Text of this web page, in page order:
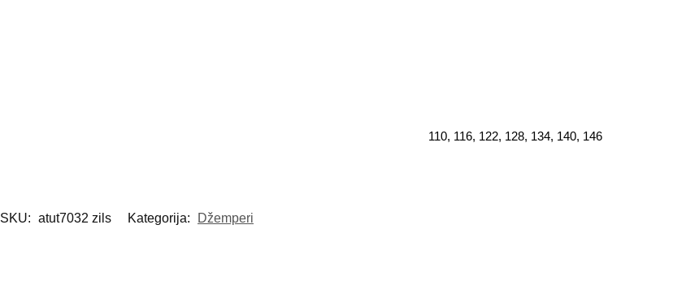
110, 116, 122, 128, 134, 140, 146
SKU: atut7032 zils Kategorija: Džemperi